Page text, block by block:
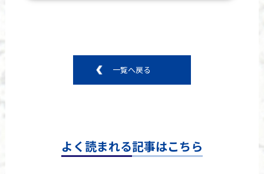
一覧へ戻る
よく読まれる記事はこちら